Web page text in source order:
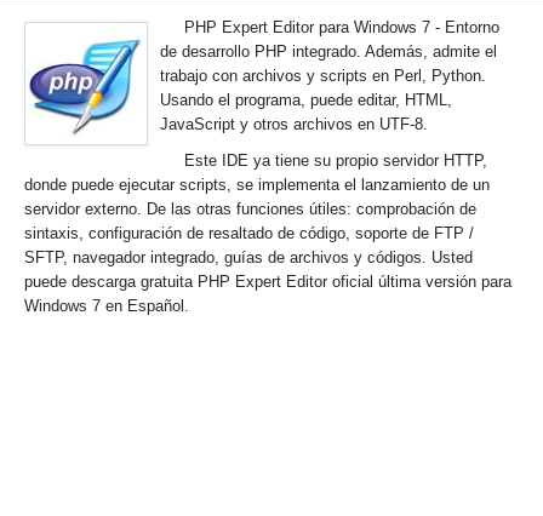
PHP Expert Editor para Windows 7 - Entorno
de desarrollo PHP integrado. Además, admite el
trabajo con archivos y scripts en Perl, Python.
Usando el programa, puede editar, HTML,
JavaScript y otros archivos en UTF-8.
Este IDE ya tiene su propio servidor HTTP,
donde puede ejecutar scripts, se implementa el lanzamiento de un
servidor externo. De las otras funciones útiles: comprobación de
sintaxis, configuración de resaltado de código, soporte de FTP /
SFTP, navegador integrado, guías de archivos y códigos. Usted
puede descarga gratuita PHP Expert Editor oficial última versión para
Windows 7 en Español.